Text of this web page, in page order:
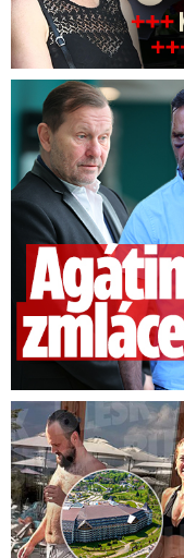
Útok na Jaromíra